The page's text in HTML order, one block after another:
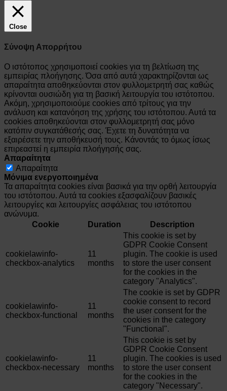
Close
Σύνοψη Απορρήτου
Ο ιστότοπος χρησιμοποιεί cookies για τη βελτίωση της
εμπειρίας πλοήγησης. Όσα από αυτά χαρακτηρίζονται ως
απαραίτητα αποθηκεύονται στον φυλλομετρητή σας καθώς
κρίνονται ουσιώδη για τη βασική λειτουργία του ιστότοπου.
Ακόμη, χρησιμοποιούμε cookies από τρίτους για την
ανάλυση και κατανόηση της χρήσης του ιστότοπου. Αυτά τα
cookies αποθηκεύονται στον φυλλομετρητή σας μόνο
κατόπιν συγκατάθεσής σας. Έχετε τη δυνατότητα να
εξαιρέσετε την αποθήκευσή τους. Κάνοντάς το όμως ίσως
επιρεαστεί η εμπειρία πλοήγησής σας.
Απαραίτητα
Απαραίτητα
Μόνιμα ενεργοποιημένα
Τα απαραίτητα cookies είναι βασικά για την ορθή λειτουργία
του ιστότοπου. Αυτά τα cookies εξασφαλίζουν βασικές
λειτουργίες και λειτουργίες ασφάλειας του ιστότοπου
ανώνυμα.
Cookie
Duration Description
cookielawinfo-
checkbox-analytics
11
months
This cookie is set by
GDPR Cookie Consent
plugin. The cookie is used
to store the user consent
for the cookies in the
category "Analytics".
cookielawinfo-
checkbox-functional
11
months
The cookie is set by GDPR
cookie consent to record
the user consent for the
cookies in the category
"Functional".
cookielawinfo-
checkbox-necessary
11
months
This cookie is set by
GDPR Cookie Consent
plugin. The cookies is used
to store the user consent
for the cookies in the
category "Necessary".